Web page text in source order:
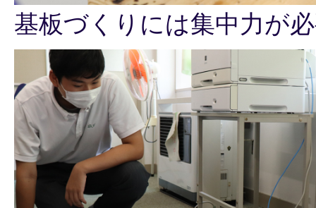
基板づくりには集中力が